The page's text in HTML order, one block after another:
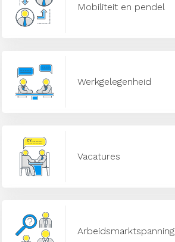
Mobiliteit en pendel
Werkgelegenheid
Vacatures
Arbeidsmarktspanning